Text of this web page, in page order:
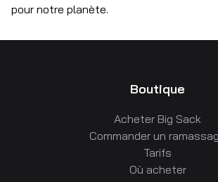
pour notre planète.
Boutique
Acheter Big Sack
Commander un
Tarifs
Où acheter